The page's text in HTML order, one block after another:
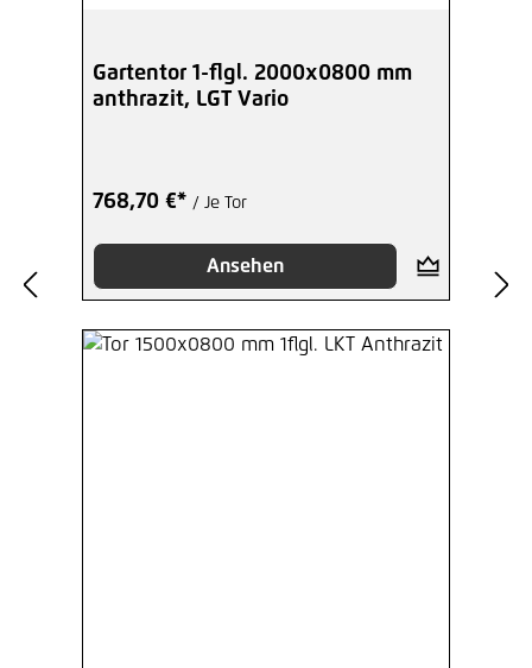
Gartentor 1-flgl. 2000x0800 mm
anthrazit, LGT Vario
768,70 €* / Je Tor
Ansehen